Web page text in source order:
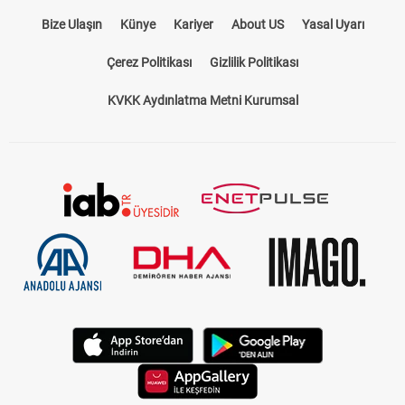
Bize Ulaşın Künye Kariyer About US Yasal Uyarı
Çerez Politikası Gizlilik Politikası
KVKK Aydınlatma Metni Kurumsal